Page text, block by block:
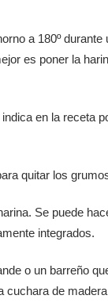
a 180º
es poner la
en la receta
quitar los
Se puede
integrados.
o un barreño
cuchara de